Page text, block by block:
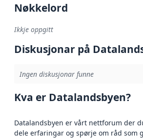
Nøkkelord
Ikkje oppgitt
Diskusjonar på
Ingen diskusjonar funne
Kva er Datalandsbyen?
Datalandsbyen er vårt nettforum der
dele erfaringar og spørje om råd som